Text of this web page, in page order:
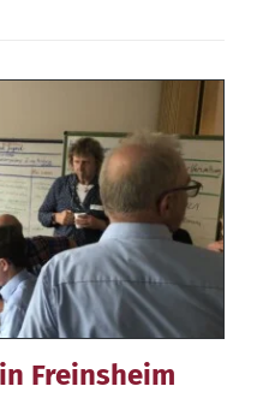
Freinsheim